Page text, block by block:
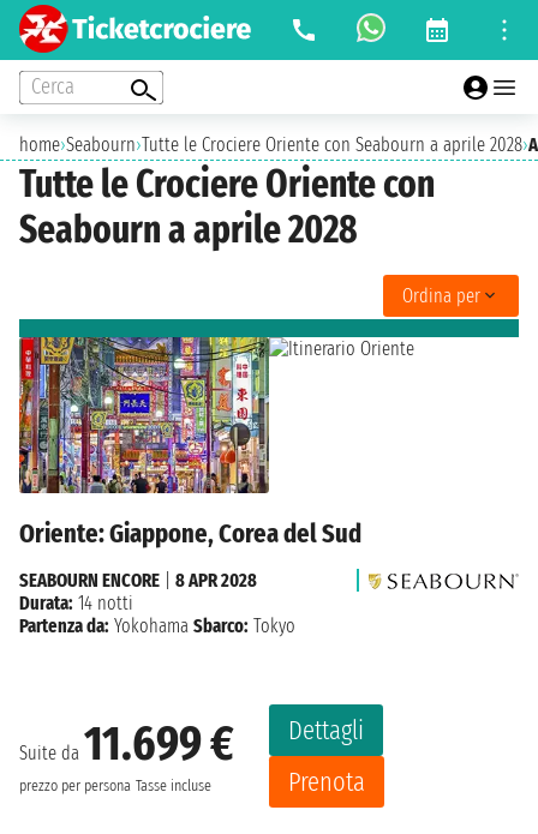
Cerca
home›Seabourn›Tutte le Crociere Oriente con Seabourn a aprile 2028›
Tutte le Crociere Oriente con
Seabourn a aprile 2028
Ordina per
Oriente: Giappone, Corea del Sud
Suite da 11.699 €
prezzo per persona Tasse incluse
Dettagli
Prenota
SEABOURN ENCORE
8 APR 2028
Durata: 14 notti
Partenza da: Yokohama Sbarco: Tokyo